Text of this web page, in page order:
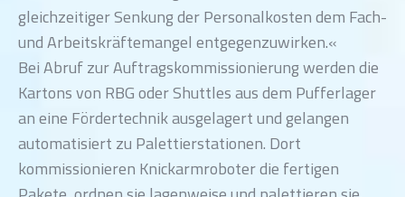
gleichzeitiger Senkung der Personalkosten dem Fach-
und Arbeitskräftemangel entgegenzuwirken.«
Bei Abruf zur Auftragskommissionierung werden die
Kartons von RBG oder Shuttles aus dem Pufferlager
an eine Fördertechnik ausgelagert und gelangen
automatisiert zu Palettierstationen. Dort
kommissionieren Knickarmroboter die fertigen